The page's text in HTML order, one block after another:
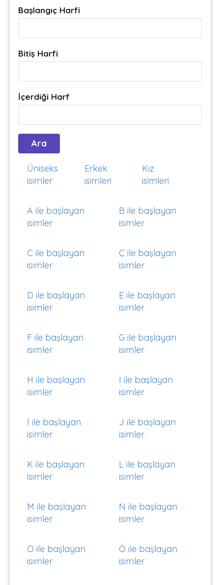
Başlangıç Harfi
Bitiş Harfi
İçerdiği Harf
Üniseks
isimler
Erkek
isimleri
Kız
isimleri
A ile başlayan
isimler
B ile başlayan
isimler
C ile başlayan
isimler
Ç ile başlayan
isimler
D ile başlayan
isimler
E ile başlayan
isimler
F ile başlayan
isimler
G ile başlayan
isimler
H ile başlayan
isimler
I ile başlayan
isimler
İ ile başlayan
isimler
J ile başlayan
isimler
K ile başlayan
isimler
L ile başlayan
isimler
M ile başlayan
isimler
N ile başlayan
isimler
O ile başlayan
isimler
Ö ile başlayan
isimler